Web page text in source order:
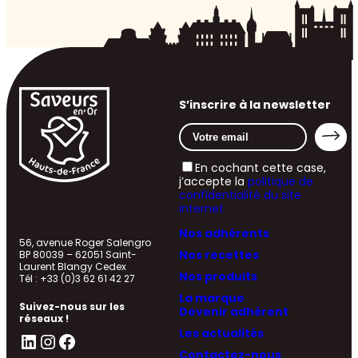
Nos adhérents
Nos recettes
Nos produits
La marque
Devenir adhérent
Les actualités
Contactez-nous
56, avenue Roger Salengro
BP 80039 – 62051 Saint-
Laurent Blangy Cedex
Tél : +33 (0)3 62 61 42 27
Suivez-nous sur les
réseaux !
LinkedIn InstagramFacebook
S’inscrire à la newsletter
En cochant cette case,
j’accepte la politique de
confidentialité du site
internet